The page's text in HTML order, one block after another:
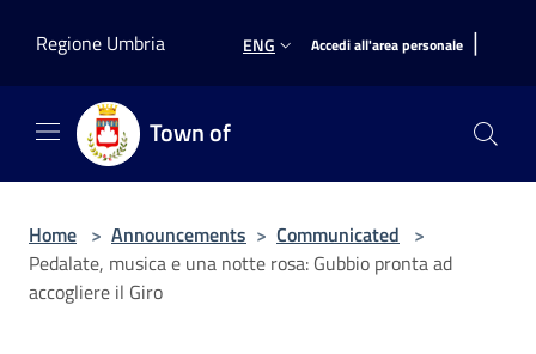
Regione Umbria
ENG Accedi all'area personale |
Town of
Home > Announcements > Communicated >
Pedalate, musica e una notte rosa: Gubbio pronta ad
accogliere il Giro